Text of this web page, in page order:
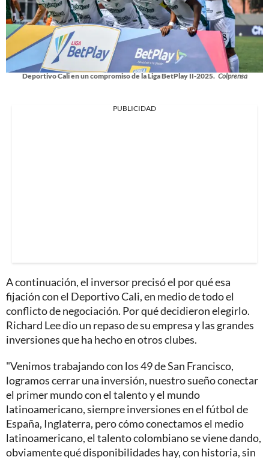
Deportivo Cali en un compromiso de la Liga BetPlay II-2025. Colprensa
PUBLICIDAD
A continuación, el inversor precisó el por qué esa
fijación con el Deportivo Cali, en medio de todo el
conflicto de negociación. Por qué decidieron elegirlo.
Richard Lee dio un repaso de su empresa y las grandes
inversiones que ha hecho en otros clubes.
"Venimos trabajando con los 49 de San Francisco,
logramos cerrar una inversión, nuestro sueño conectar
el primer mundo con el talento y el mundo
latinoamericano, siempre inversiones en el fútbol de
España, Inglaterra, pero cómo conectamos el medio
latinoamericano, el talento colombiano se viene dando,
obviamente qué disponibilidades hay, con historia, sin